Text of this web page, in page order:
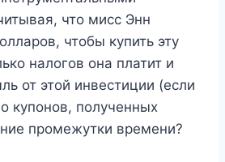
что мисс Энн
чтобы купить эту
налогов она платит и
от этой инвестиции (если
купонов, полученных
промежутки времени?